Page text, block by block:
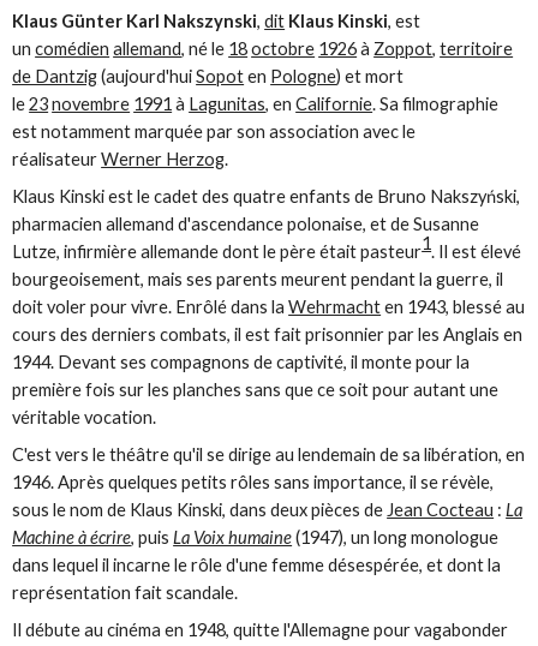
Klaus Günter Karl Nakszynski,dit Klaus Kinski, est
uncomédien allemand, né le 18octobre 1926à Zoppot,territoire
de Dantzig(aujourd'huiSopoten Pologne) et mort
le23novembre 1991 à Lagunitas, enCalifornie. Sa filmographie
est notamment marquée par son association avec le
réalisateurWerner Herzog.
Klaus Kinski est le cadet des quatre enfants de Bruno Nakszyński,
pharmacien allemand d'ascendance polonaise, et de Susanne
Lutze, infirmière allemande dont le père était pasteur1. Il est élevé
bourgeoisement, mais ses parents meurent pendant la guerre, il
doit voler pour vivre. Enrôlé dans laWehrmachten 1943, blessé au
cours des derniers combats, il est fait prisonnier par les Anglais en
1944. Devant ses compagnons de captivité, il monte pour la
première fois sur les planches sans que ce soit pour autant une
véritable vocation.
C'est vers le théâtre qu'il se dirige au lendemain de sa libération, en
1946. Après quelques petits rôles sans importance, il se révèle,
sous le nom de Klaus Kinski, dans deux pièces de Jean Cocteau :La
Machine à écrire, puisLa Voix humaine(1947), un long monologue
dans lequel il incarne le rôle d'une femme désespérée, et dont la
représentation fait scandale.
Il débute au cinéma en 1948, quitte l'Allemagne pour vagabonder